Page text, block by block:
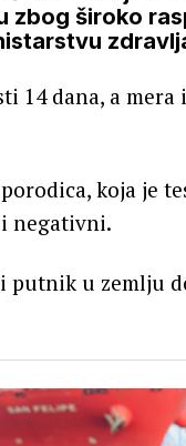
zbog široko
14 dana, a mera
koja je
negativni.
putnik u zemlju